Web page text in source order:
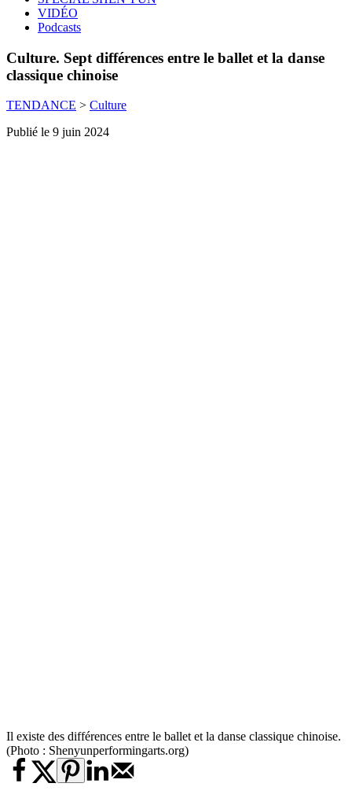
VIDÉO
Podcasts
Culture. Sept différences entre le ballet et la danse
classique chinoise
TENDANCE > Culture
Publié le 9 juin 2024
Il existe des différences entre le ballet et la danse classique chinoise.
(Photo : Shenyunperformingarts.org)